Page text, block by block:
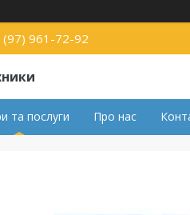
(97) 961-72-92
та послуги Про нас